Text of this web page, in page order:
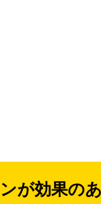
が効果の